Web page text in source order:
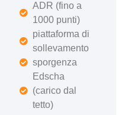
ADR (fino a
1000 punti)
piattaforma di
sollevamento
sporgenza
Edscha
(carico dal
tetto)